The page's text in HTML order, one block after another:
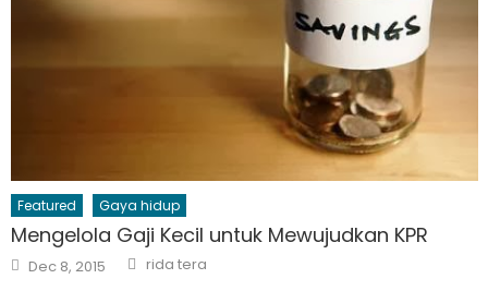
Featured Gaya hidup
Mengelola Gaji Kecil untuk Mewujudkan KPR
Posted
on
Dec 8, 2015 Author
rida tera